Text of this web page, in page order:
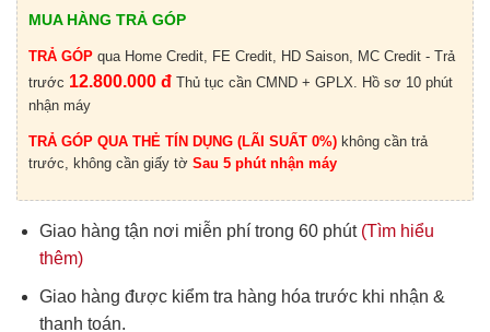
MUA HÀNG TRẢ GÓP
TRẢ GÓP qua Home Credit, FE Credit, HD Saison, MC Credit - Trả
trước 12.800.000 đ Thủ tục cần CMND + GPLX. Hồ sơ 10 phút
nhận máy
TRẢ GÓP QUA THẺ TÍN DỤNG (LÃI SUẤT 0%) không cần trả
trước, không cần giấy tờ Sau 5 phút nhận máy
Giao hàng tận nơi miễn phí trong 60 phút (Tìm hiểu
thêm)
Giao hàng được kiểm tra hàng hóa trước khi nhận &
thanh toán.